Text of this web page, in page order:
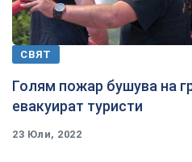
СВЯТ
Голям пожар бушува на
евакуират туристи
23 Юли, 2022